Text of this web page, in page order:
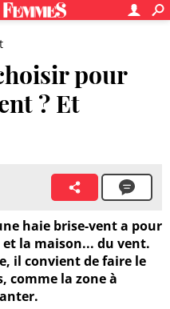
pour
? Et
haie brise-vent a pour
la maison... du vent.
il convient de faire le
comme la zone à